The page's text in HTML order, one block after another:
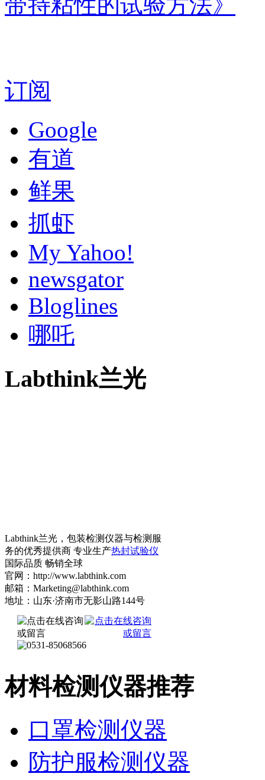
订阅
Google
有道
鲜果
抓虾
My Yahoo!
newsgator
Bloglines
哪吒
Labthink兰光
Labthink兰光，包装检测仪器与检测服
务的优秀提供商 专业生产热封试验仪
国际品质 畅销全球
官网：http://www.labthink.com
邮箱：Marketing@labthink.com
地址：山东·济南市无影山路144号
材料检测仪器推荐
口罩检测仪器
防护服检测仪器